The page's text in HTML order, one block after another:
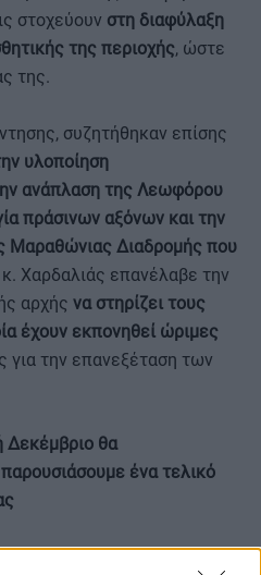
στοχεύουν στη διαφύλαξη
της περιοχής, ώστε
της.
συζητήθηκαν επίσης
υλοποίηση
ανάπλαση της Λεωφόρου
πράσινων αξόνων και την
Μαραθώνιας Διαδρομής που
Χαρδαλιάς επανέλαβε την
αρχής να στηρίζει τους
έχουν εκπονηθεί ώριμες
για την επανεξέταση των
Δεκέμβριο θα
ένα τελικό
συνοδευόμενος από τον